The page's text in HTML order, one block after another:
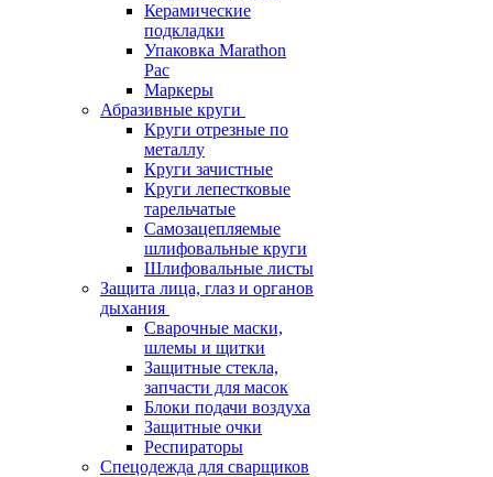
Керамические
подкладки
Упаковка Marathon
Pac
Маркеры
Абразивные круги
Круги отрезные по
металлу
Круги зачистные
Круги лепестковые
тарельчатые
Самозацепляемые
шлифовальные круги
Шлифовальные листы
Защита лица, глаз и органов
дыхания
Сварочные маски,
шлемы и щитки
Защитные стекла,
запчасти для масок
Блоки подачи воздуха
Защитные очки
Респираторы
Спецодежда для сварщиков